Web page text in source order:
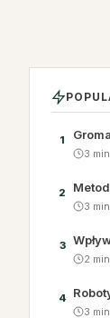
1
3 min
2
3 min
3
2 min
4
3 min